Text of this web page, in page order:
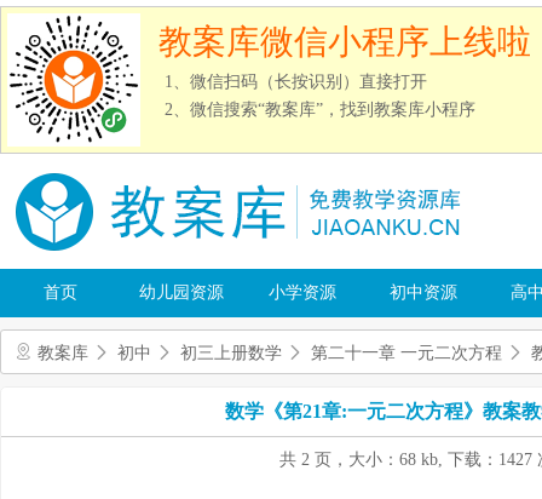
教案库微信小程序上线啦
1、微信扫码（长按识别）直接打开
2、微信搜索“教案库”，找到教案库小程序
首页 幼儿园资源 小学资源 初中资源 高
教案库 初中 初三上册数学 第二十一章 一元二次方程
数学《第21章:一元二次方程》教案
共 2 页，大小：68 kb, 下载：1427